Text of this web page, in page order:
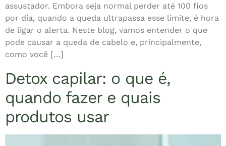
assustador. Embora seja normal perder até 100 fios
por dia, quando a queda ultrapassa esse limite, é hora
de ligar o alerta. Neste blog, vamos entender o que
pode causar a queda de cabelo e, principalmente,
como você […]
Detox capilar: o que é,
quando fazer e quais
produtos usar